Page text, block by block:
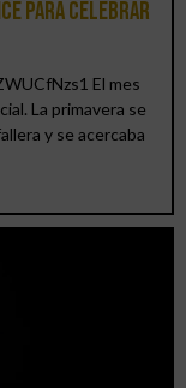
para celebrar
El mes
La primavera se
y se acercaba